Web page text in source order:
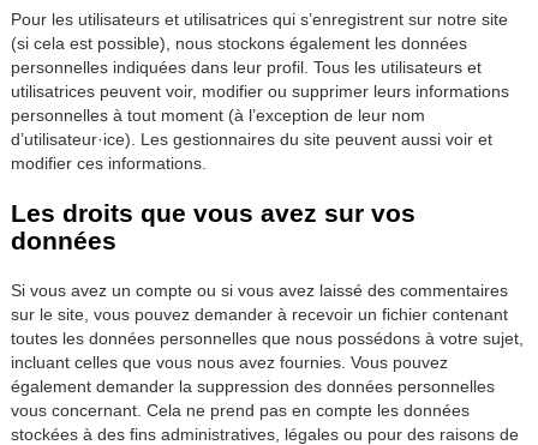
Pour les utilisateurs et utilisatrices qui s’enregistrent sur notre site
(si cela est possible), nous stockons également les données
personnelles indiquées dans leur profil. Tous les utilisateurs et
utilisatrices peuvent voir, modifier ou supprimer leurs informations
personnelles à tout moment (à l’exception de leur nom
d’utilisateur·ice). Les gestionnaires du site peuvent aussi voir et
modifier ces informations.
Les droits que vous avez sur vos
données
Si vous avez un compte ou si vous avez laissé des commentaires
sur le site, vous pouvez demander à recevoir un fichier contenant
toutes les données personnelles que nous possédons à votre sujet,
incluant celles que vous nous avez fournies. Vous pouvez
également demander la suppression des données personnelles
vous concernant. Cela ne prend pas en compte les données
stockées à des fins administratives, légales ou pour des raisons de